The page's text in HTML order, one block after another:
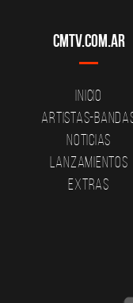
CMTV.com.ar
Inicio
Artistas-
Noticias
Lanzamientos
Extras